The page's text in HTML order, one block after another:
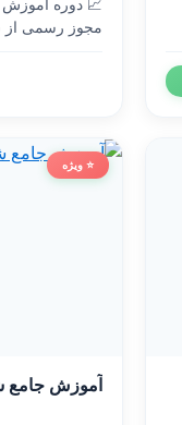
مجوز رسمی از
⭐ ویژه
آموزش جامع